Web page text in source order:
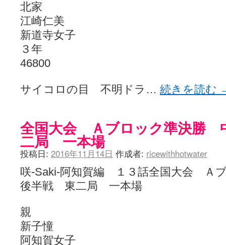
北家
江崎仁美
新道寺女子
３年
46800
サイコロの目 不明ドラ… 続きを読む
全国大会 Ａブロック準決
二局 一本場
投稿日: 2016年11月14日 作成者: ricewithhotwater
咲-Saki-阿知賀編 １３話全国大会
後半戦 東二局 一本場
親
新子憧
阿知賀女子